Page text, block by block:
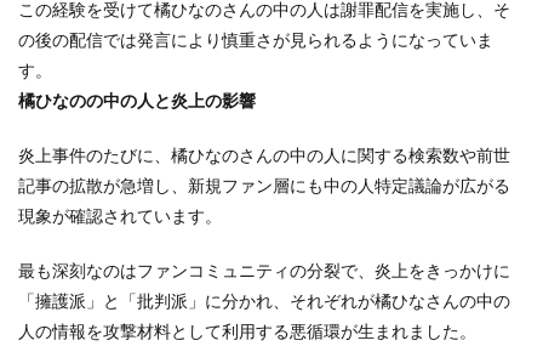
この経験を受けて橘ひなのさんの中の人は謝罪配信を実施し、そ
の後の配信では発言により慎重さが見られるようになっていま
す。
橘ひなのの中の人と炎上の影響
炎上事件のたびに、橘ひなのさんの中の人に関する検索数や前世
記事の拡散が急増し、新規ファン層にも中の人特定議論が広がる
現象が確認されています。
最も深刻なのはファンコミュニティの分裂で、炎上をきっかけに
「擁護派」と「批判派」に分かれ、それぞれが橘ひなさんの中の
人の情報を攻撃材料として利用する悪循環が生まれました。